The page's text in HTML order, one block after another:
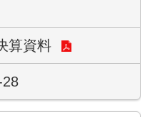
算資料
28